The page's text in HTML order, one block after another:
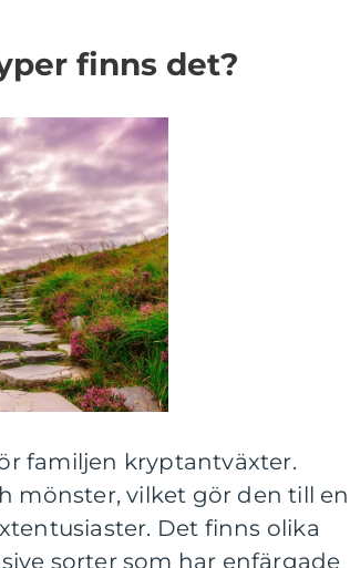
finns det?
familjen kryptantväxter.
mönster, vilket gör den till en
Det finns olika
sorter som har enfärgade